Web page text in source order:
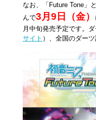
なお、「Future Tone」
んで3月9日（金）
月中旬発売予定です。
サイト ）、全国のダー